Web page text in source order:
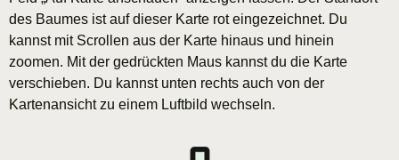
des Baumes ist auf dieser Karte rot eingezeichnet. Du
kannst mit Scrollen aus der Karte hinaus und hinein
zoomen. Mit der gedrückten Maus kannst du die Karte
verschieben. Du kannst unten rechts auch von der
Kartenansicht zu einem Luftbild wechseln.